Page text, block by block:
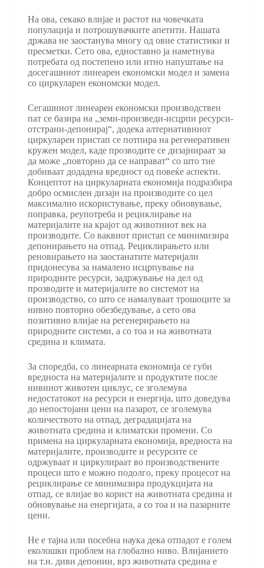
На ова, секако влијае и растот на човечката
популација и потрошувачките апетити. Нашата
држава не заостанува многу од овие статистики и
пресметки. Сето ова, едноставно ја наметнува
потребата од постепено или итно напуштање на
досегашниот линеарен економски модел и замена
со циркуларен економски модел.
Сегашниот линеарен економски производствен
пат се базира на „земи-произведи-исцрпи ресурси-
отстрани-депонирај“, додека алтернативниот
циркуларен пристап се потпира на регенеративен
кружен модел, каде прозводите се дизајнираат за
да може „повторно да се направат“ со што тие
добиваат додадена вредност од повеќе аспекти.
Концептот на циркуларната економија подразбира
добро осмислен дизајн на производите со цел
максимално искористување, преку обновување,
поправка, реупотреба и рециклирање на
материјалите на крајот од животниот век на
производите. Со ваквиот пристап се минимизира
депонирањето на отпад. Рециклирањето или
реновирањето на заостанатите материјали
придонесува за намалено исцрпување на
природните ресурси, задржување на дел од
прозводите и материјалите во системот на
производство, со што се намалуваат трошоците за
нивно повторно обезбедување, а сето ова
позитивно влијае на регенерирањето на
природните системи, а со тоа и на животната
средина и климата.
За споредба, со линеарната економија се губи
вредноста на материјалите и продуктите после
нивниот животен циклус, се зголемува
недостатокот на ресурси и енергија, што доведува
до непостојани цени на пазарот, се зголемува
количеството на отпад, деградацијата на
животната средина и климатски промени. Со
примена на циркуларната економија, вредноста на
материјалите, производите и ресурсите се
одржуваат и циркулираат во производствените
процеси што е можно подолго, преку процесот на
рециклирање се минимазира продукцијата на
отпад, се влијае во корист на животната средина и
обновување на енергијата, а со тоа и на пазарните
цени.
Не е тајна или посебна наука дека отпадот е голем
еколошки проблем на глобално ниво. Влијанието
на т.н. диви депонии, врз животната средина е